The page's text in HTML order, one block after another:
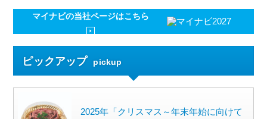
マイナビの当社ページはこちら
ピックアップ pickup
2025年「クリスマス～年末年始に向けて